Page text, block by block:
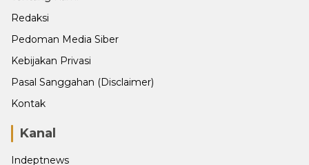
Redaksi
Pedoman Media Siber
Kebijakan Privasi
Pasal Sanggahan (Disclaimer)
Kontak
Kanal
Indeptnews